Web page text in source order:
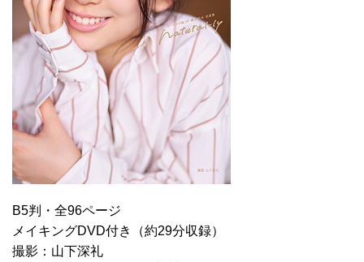
B5判・全96ページ
メイキングDVD付き（約29分収録）
撮影：山下深礼